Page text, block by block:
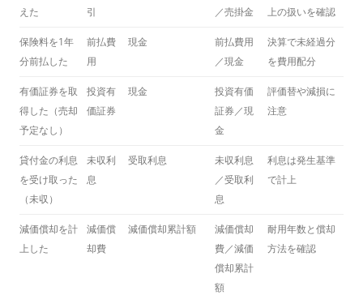
えた
引
／売掛金
上の扱いを確認
保険料を1年
分前払した
前払費
用
現金
前払費用
／現金
決算で未経過分
を費用配分
有価証券を取
得した（売却
予定なし）
投資有
価証券
現金
投資有価
証券／現
金
評価替や減損に
注意
貸付金の利息
を受け取った
（未収）
未収利
息
受取利息
未収利息
／受取利
息
利息は発生基準
で計上
減価償却を計
上した
減価償
却費
減価償却累計額
減価償却
費／減価
償却累計
額
耐用年数と償却
方法を確認